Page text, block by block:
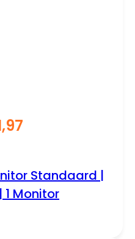
Standaard |
1 Monitor